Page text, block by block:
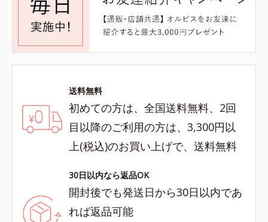
送料無料
初めての方は、全国送料無料、2回
目以降のご利用の方は、3,300円以
上(税込)のお買い上げで、送料無料
30日以内なら返品OK
開封後でも発送日から30日以内であ
れば返品可能